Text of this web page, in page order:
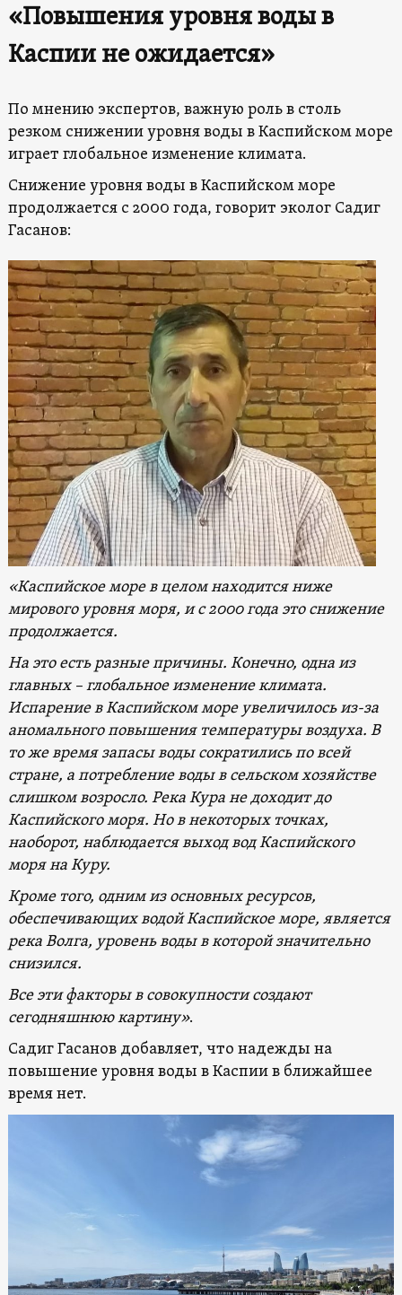
«Повышения уровня воды в
Каспии не ожидается»
По мнению экспертов, важную роль в столь
резком снижении уровня воды в Каспийском море
играет глобальное изменение климата.
Снижение уровня воды в Каспийском море
продолжается с 2000 года, говорит эколог Садиг
Гасанов:
«Каспийское море в целом находится ниже
мирового уровня моря, и с 2000 года это снижение
продолжается.
На это есть разные причины. Конечно, одна из
главных – глобальное изменение климата.
Испарение в Каспийском море увеличилось из-за
аномальногоповышения температурывоздуха. В
то же время запасы воды сократились по всей
стране, а потребление воды в сельском хозяйстве
слишком возросло. Река Кура не доходит до
Каспийского моря. Нов некоторых точках,
наоборот, наблюдается выход вод Каспийского
моря наКуру.
Кроме того, одним из основных ресурсов,
обеспечивающих водой Каспийское море, является
река Волга, уровень воды в которой значительно
снизился.
Все эти факторы в совокупности создают
сегодняшнюю картину».
Садиг Гасанов добавляет, что надежды на
повышение уровня воды в Каспии в ближайшее
время нет.